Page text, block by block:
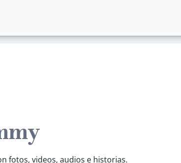
fotos, videos, audios e historias.